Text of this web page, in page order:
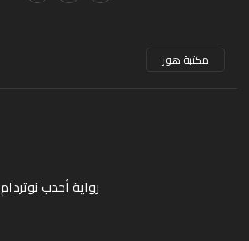
مكتبة هوز
رواية أحدب نوتردام